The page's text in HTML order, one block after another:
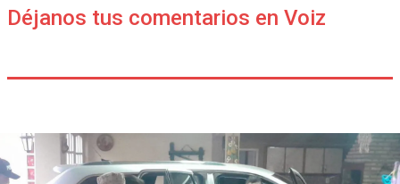
Déjanos tus comentarios en Voiz